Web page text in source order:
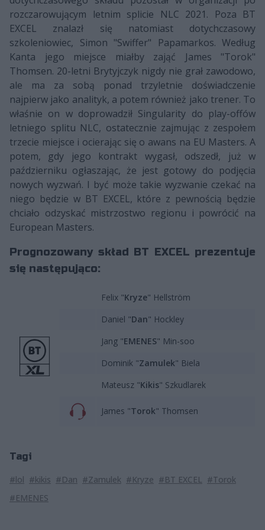
rozczarowującym letnim splicie NLC 2021. Poza BT
EXCEL znalazł się natomiast dotychczasowy
szkoleniowiec, Simon "Swiffer" Papamarkos. Według
Kanta jego miejsce miałby zająć James "Torok"
Thomsen. 20-letni Brytyjczyk nigdy nie grał zawodowo,
ale ma za sobą ponad trzyletnie doświadczenie
najpierw jako analityk, a potem również jako trener. To
właśnie on w doprowadził Singularity do play-offów
letniego splitu NLC, ostatecznie zajmując z zespołem
trzecie miejsce i ocierając się o awans na EU Masters. A
potem, gdy jego kontrakt wygasł, odszedł, już w
październiku ogłaszając, że jest gotowy do podjęcia
nowych wyzwań. I być może takie wyzwanie czekać na
niego będzie w BT EXCEL, które z pewnością będzie
chciało odzyskać mistrzostwo regionu i powrócić na
European Masters.
Prognozowany skład BT EXCEL prezentuje
się następująco:
Felix "Kryze" Hellström
Daniel "Dan" Hockley
Jang "EMENES" Min-soo
Dominik "Zamulek" Biela
Mateusz "Kikis" Szkudlarek
James "Torok" Thomsen
Tagi
#lol #kikis #Dan #Zamulek #Kryze #BT EXCEL #Torok
#EMENES